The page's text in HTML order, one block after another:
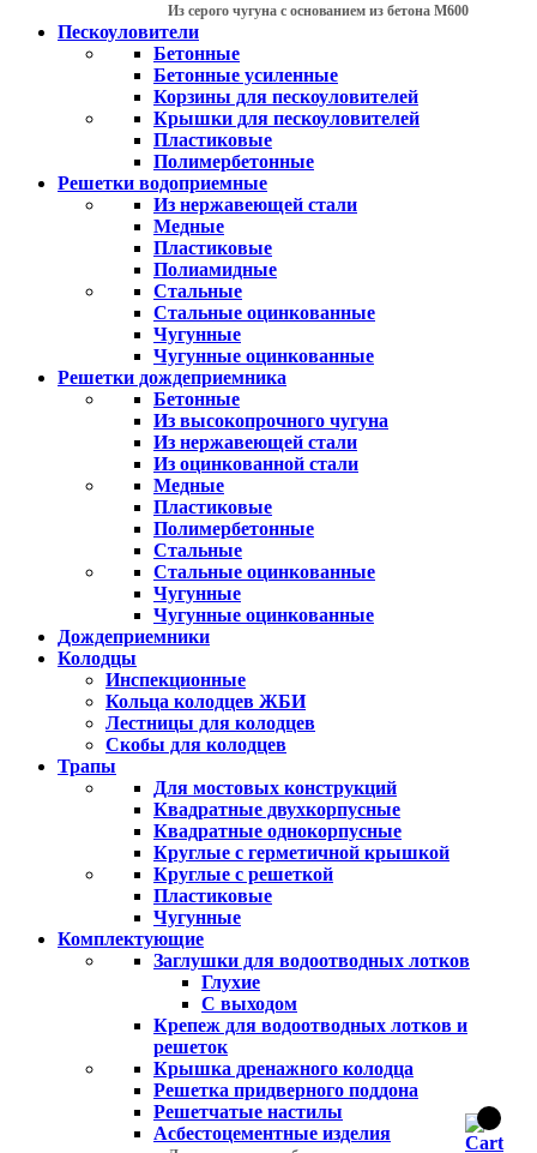
Из серого чугуна с основанием из бетона М600
Пескоуловители
Бетонные
Бетонные усиленные
Корзины для пескоуловителей
Крышки для пескоуловителей
Пластиковые
Полимербетонные
Решетки водоприемные
Из нержавеющей стали
Медные
Пластиковые
Полиамидные
Стальные
Стальные оцинкованные
Чугунные
Чугунные оцинкованные
Решетки дождеприемника
Бетонные
Из высокопрочного чугуна
Из нержавеющей стали
Из оцинкованной стали
Медные
Пластиковые
Полимербетонные
Стальные
Стальные оцинкованные
Чугунные
Чугунные оцинкованные
Дождеприемники
Колодцы
Инспекционные
Кольца колодцев ЖБИ
Лестницы для колодцев
Скобы для колодцев
Трапы
Для мостовых конструкций
Квадратные двухкорпусные
Квадратные однокорпусные
Круглые с герметичной крышкой
Круглые с решеткой
Пластиковые
Чугунные
Комплектующие
Заглушки для водоотводных лотков
Глухие
С выходом
Крепеж для водоотводных лотков и
решеток
Крышка дренажного колодца
Решетка придверного поддона
Решетчатые настилы
Асбестоцементные изделия